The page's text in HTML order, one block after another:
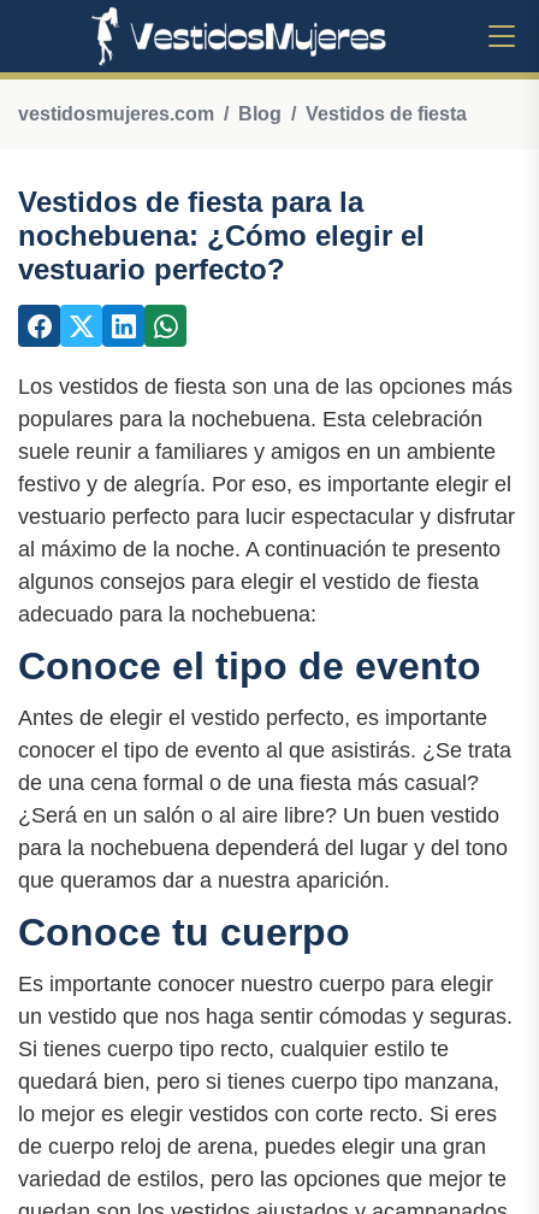
vestidosmujeres.com Blog Vestidos de fiesta
Vestidos de fiesta para la
nochebuena: ¿Cómo elegir el
vestuario perfecto?
Los vestidos de fiesta son una de las opciones más
populares para la nochebuena. Esta celebración
suele reunir a familiares y amigos en un ambiente
festivo y de alegría. Por eso, es importante elegir el
vestuario perfecto para lucir espectacular y disfrutar
al máximo de la noche. A continuación te presento
algunos consejos para elegir el vestido de fiesta
adecuado para la nochebuena:
Conoce el tipo de evento
Antes de elegir el vestido perfecto, es importante
conocer el tipo de evento al que asistirás. ¿Se trata
de una cena formal o de una fiesta más casual?
¿Será en un salón o al aire libre? Un buen vestido
para la nochebuena dependerá del lugar y del tono
que queramos dar a nuestra aparición.
Conoce tu cuerpo
Es importante conocer nuestro cuerpo para elegir
un vestido que nos haga sentir cómodas y seguras.
Si tienes cuerpo tipo recto, cualquier estilo te
quedará bien, pero si tienes cuerpo tipo manzana,
lo mejor es elegir vestidos con corte recto. Si eres
de cuerpo reloj de arena, puedes elegir una gran
variedad de estilos, pero las opciones que mejor te